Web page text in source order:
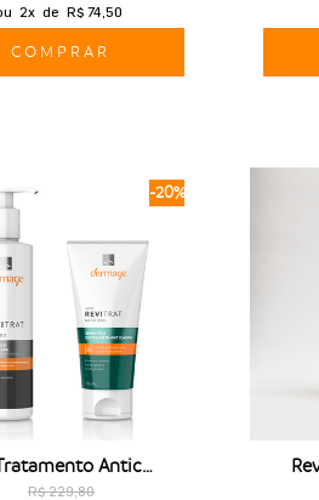
2x de R$ 74,50
COMPRAR
-20%
Kit Tratamento Anticaspa Completo
R$ 229,80